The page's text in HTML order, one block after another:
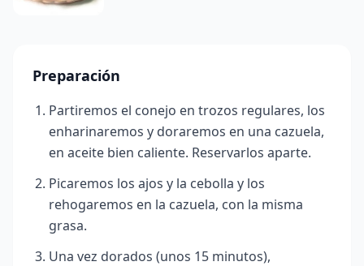
Preparación
Partiremos el conejo en trozos regulares, los
enharinaremos y doraremos en una cazuela,
en aceite bien caliente. Reservarlos aparte.
Picaremos los ajos y la cebolla y los
rehogaremos en la cazuela, con la misma
grasa.
Una vez dorados (unos 15 minutos),